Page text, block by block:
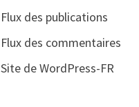
Flux des publications
Flux des commentaires
Site de WordPress-FR